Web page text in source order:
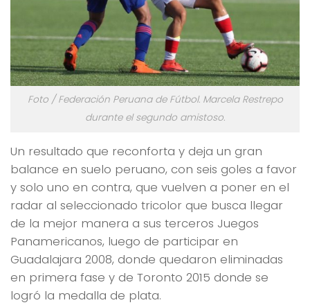
Foto / Federación Peruana de Fútbol. Marcela Restrepo
durante el segundo amistoso.
Un resultado que reconforta y deja un gran
balance en suelo peruano, con seis goles a favor
y solo uno en contra, que vuelven a poner en el
radar al seleccionado tricolor que busca llegar
de la mejor manera a sus terceros Juegos
Panamericanos, luego de participar en
Guadalajara 2008, donde quedaron eliminadas
en primera fase y de Toronto 2015 donde se
logró la medalla de plata.